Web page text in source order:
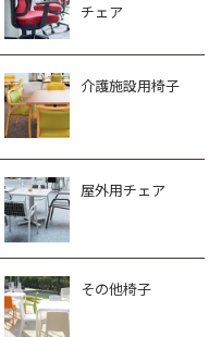
チェア
介護施設用椅子
屋外用チェア
その他椅子